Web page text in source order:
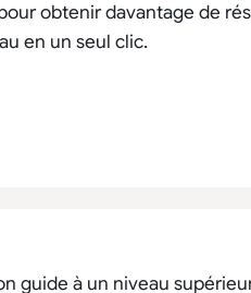
obtenir davantage de
en un seul clic.
guide à un niveau